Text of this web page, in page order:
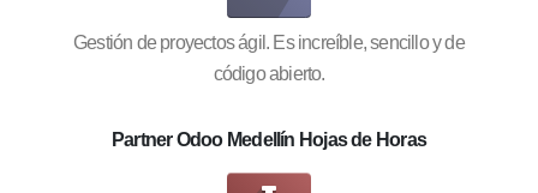
Gestión de proyectos ágil. Es increíble, sencillo y de
código abierto.
Partner Odoo Medellín Hojas de Horas